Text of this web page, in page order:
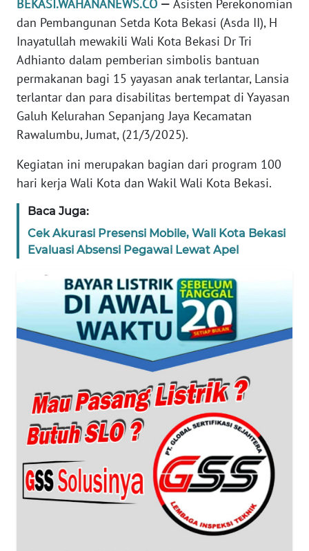
BEKASI.WAHANANEWS.CO — Asisten Perekonomian
dan Pembangunan Setda Kota Bekasi (Asda II), H
Inayatullah mewakili Wali Kota Bekasi Dr Tri
Adhianto dalam pemberian simbolis bantuan
permakanan bagi 15 yayasan anak terlantar, Lansia
terlantar dan para disabilitas bertempat di Yayasan
Galuh Kelurahan Sepanjang Jaya Kecamatan
Rawalumbu, Jumat, (21/3/2025).
Kegiatan ini merupakan bagian dari program 100
hari kerja Wali Kota dan Wakil Wali Kota Bekasi.
Baca Juga:
Cek Akurasi Presensi Mobile, Wali Kota Bekasi
Evaluasi Absensi Pegawai Lewat Apel
KARIR
DISCLAIMER
Wahana
News
WN
WN
JAKARTA
WN
BANTEN
WN
NTT
WN
WN